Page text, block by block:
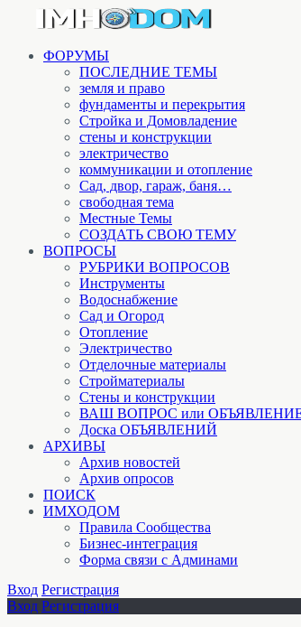
ФОРУМЫ
ПОСЛЕДНИЕ ТЕМЫ
земля и право
фундаменты и перекрытия
Стройка и Домовладение
стены и конструкции
электричество
коммуникации и отопление
Cад, двор, гараж, баня…
свободная тема
Местные Темы
СОЗДАТЬ СВОЮ ТЕМУ
ВОПРОСЫ
РУБРИКИ ВОПРОСОВ
Инструменты
Водоснабжение
Сад и Огород
Отопление
Электричество
Отделочные материалы
Стройматериалы
Стены и конструкции
ВАШ ВОПРОС или
Доска ОБЪЯВЛЕНИЙ
АРХИВЫ
Архив новостей
Архив опросов
ПОИСК
ИМХОДОМ
Правила Сообщества
Бизнес-интеграция
Форма связи с Админами
Вход Регистрация
Вход Регистрация